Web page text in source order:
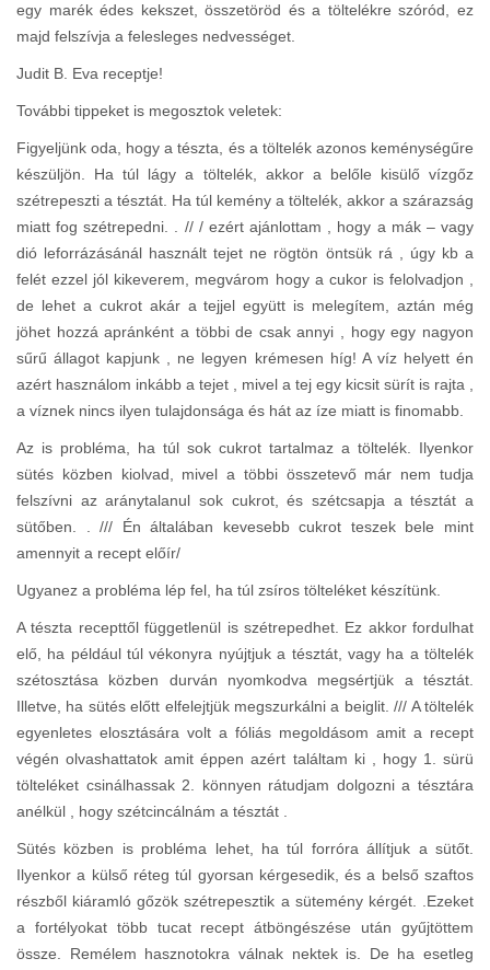
egy marék édes kekszet, összetöröd és a töltelékre szóród, ez
majd felszívja a felesleges nedvességet.
Judit B. Eva receptje!
További tippeket is megosztok veletek:
Figyeljünk oda, hogy a tészta, és a töltelék azonos keménységűre
készüljön. Ha túl lágy a töltelék, akkor a belőle kisülő vízgőz
szétrepeszti a tésztát. Ha túl kemény a töltelék, akkor a szárazság
miatt fog szétrepedni. . // / ezért ajánlottam , hogy a mák – vagy
dió leforrázásánál használt tejet ne rögtön öntsük rá , úgy kb a
felét ezzel jól kikeverem, megvárom hogy a cukor is felolvadjon ,
de lehet a cukrot akár a tejjel együtt is melegítem, aztán még
jöhet hozzá apránként a többi de csak annyi , hogy egy nagyon
sűrű állagot kapjunk , ne legyen krémesen híg! A víz helyett én
azért használom inkább a tejet , mivel a tej egy kicsit sürít is rajta ,
a víznek nincs ilyen tulajdonsága és hát az íze miatt is finomabb.
Az is probléma, ha túl sok cukrot tartalmaz a töltelék. Ilyenkor
sütés közben kiolvad, mivel a többi összetevő már nem tudja
felszívni az aránytalanul sok cukrot, és szétcsapja a tésztát a
sütőben. . /// Én általában kevesebb cukrot teszek bele mint
amennyit a recept előír/
Ugyanez a probléma lép fel, ha túl zsíros tölteléket készítünk.
A tészta recepttől függetlenül is szétrepedhet. Ez akkor fordulhat
elő, ha például túl vékonyra nyújtjuk a tésztát, vagy ha a töltelék
szétosztása közben durván nyomkodva megsértjük a tésztát.
Illetve, ha sütés előtt elfelejtjük megszurkálni a beiglit. /// A töltelék
egyenletes elosztására volt a fóliás megoldásom amit a recept
végén olvashattatok amit éppen azért találtam ki , hogy 1. sürü
tölteléket csinálhassak 2. könnyen rátudjam dolgozni a tésztára
anélkül , hogy szétcincálnám a tésztát .
Sütés közben is probléma lehet, ha túl forróra állítjuk a sütőt.
Ilyenkor a külső réteg túl gyorsan kérgesedik, és a belső szaftos
részből kiáramló gőzök szétrepesztik a sütemény kérgét. .Ezeket
a fortélyokat több tucat recept átböngészése után gyűjtöttem
össze. Remélem hasznotokra válnak nektek is. De ha esetleg